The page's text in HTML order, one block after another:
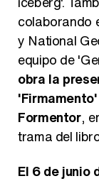
colaborando
y National
equipo de
obra la
Formentor,
trama del
El 6 de junio